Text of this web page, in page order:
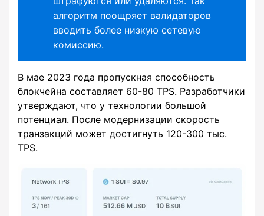
алгоритм поощряет валидаторов
вводить более низкую сетевую
комиссию.
В мае 2023 года пропускная способность
блокчейна составляет 60-80 TPS. Разработчики
утверждают, что у технологии большой
потенциал. После модернизации скорость
транзакций может достигнуть 120-300 тыс.
TPS.